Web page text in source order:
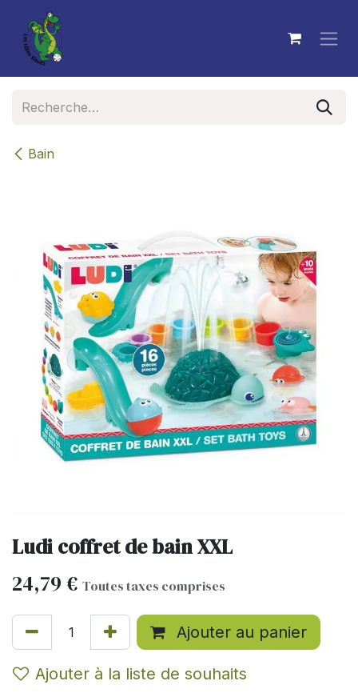
Se rendre au contenu
Bain
Ludi coffret de bain XXL
24,79 € Toutes taxes comprises
Ajouter au panier
Ajouter à la liste de souhaits